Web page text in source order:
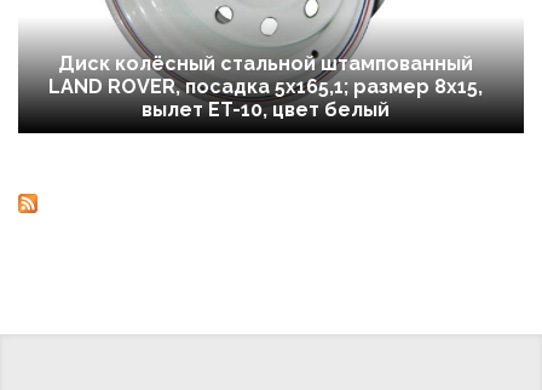
Диск колёсный стальной штампованный
LAND ROVER, посадка 5x165,1; размер 8х15,
вылет ET-10, цвет белый